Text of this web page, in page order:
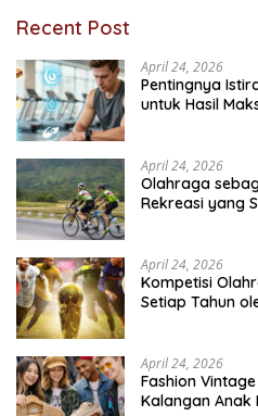
Recent Post
April 24, 2026
Pentingnya
untuk Hasil
April 24, 2026
Olahraga
Rekreasi yang
April 24, 2026
Kompetisi
Setiap Tahun
April 24, 2026
Fashion
Kalangan Anak